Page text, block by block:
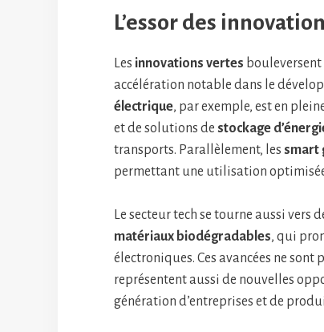
L’essor des
Les innovations vertes
accélération notable dans le
électrique, par exemple, est en
et de solutions de stockage
transports. Parallèlement, les smart
permettant une utilisation
Le secteur tech se tourne aussi vers
matériaux biodégradables, qui
électroniques. Ces avancées ne
représentent aussi de nouvelles
génération d’entreprises et de